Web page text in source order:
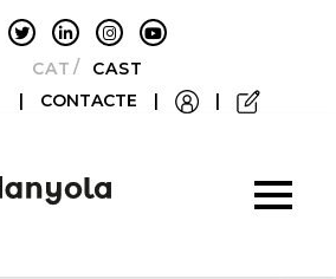
CATALÀCASTELLANO
| CONTACTE | |